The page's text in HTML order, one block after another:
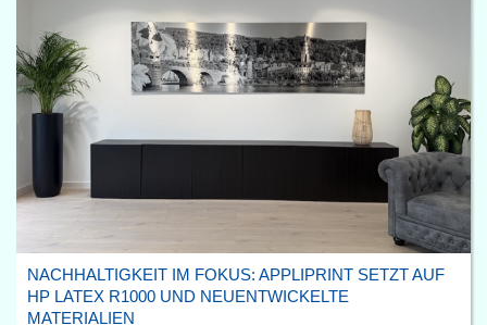
NACHHALTIGKEIT IM FOKUS: APPLIPRINT SETZT AUF
HP LATEX R1000 UND NEUENTWICKELTE
MATERIALIEN